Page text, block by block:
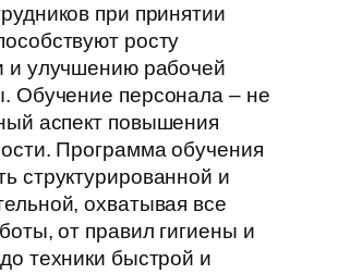
при принятии
росту
и улучшению рабочей
Обучение персонала – не
аспект повышения
Программа обучения
структурированной и
охватывая все
от правил гигиены и
техники быстрой и